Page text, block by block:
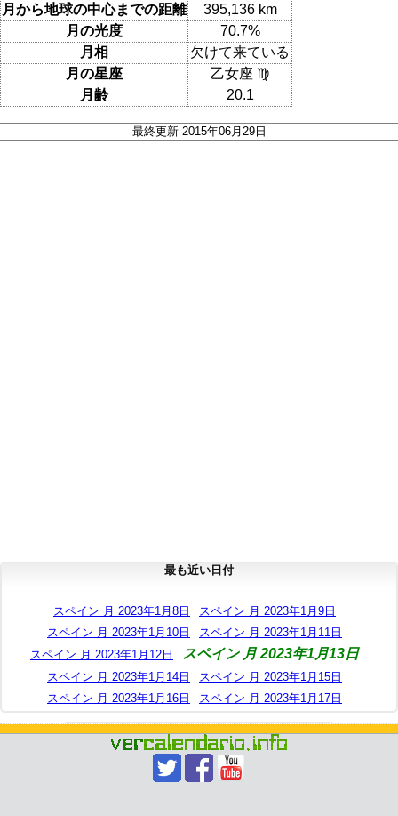
月から地球の中心までの距離
395,136 km
月の光度
70.7%
月相
欠けて来ている
月の星座
乙女座 ♍
月齢
20.1
最終更新 2015年06月29日
最も近い日付
スペイン 月 2023年1月8日
スペイン 月 2023年1月9日
スペイン 月 2023年1月10日
スペイン 月 2023年1月11日
スペイン 月 2023年1月12日
スペイン 月 2023年1月13日
スペイン 月 2023年1月14日
スペイン 月 2023年1月15日
スペイン 月 2023年1月16日
スペイン 月 2023年1月17日